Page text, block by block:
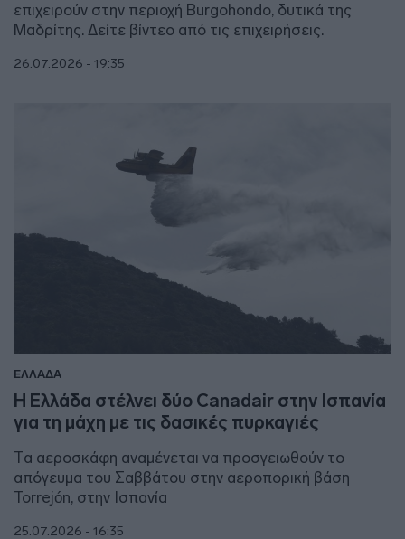
επιχειρούν στην περιοχή Burgohondo, δυτικά της
Μαδρίτης. Δείτε βίντεο από τις επιχειρήσεις.
26.07.2026 - 19:35
ΕΛΛΑΔΑ
Η Ελλάδα στέλνει δύο Canadair στην Ισπανία
για τη μάχη με τις δασικές πυρκαγιές
Tα αεροσκάφη αναμένεται να προσγειωθούν το
απόγευμα του Σαββάτου στην αεροπορική βάση
Torrejón, στην Ισπανία
25.07.2026 - 16:35